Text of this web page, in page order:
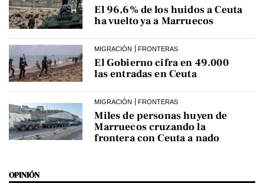
El 96,6% de los huidos a Ceuta
ha vuelto ya a Marruecos
MIGRACIÓN FRONTERAS
El Gobierno cifra en 49.000
las entradas en Ceuta
MIGRACIÓN FRONTERAS
Miles de personas huyen de
Marruecos cruzando la
frontera con Ceuta a nado
OPINIÓN